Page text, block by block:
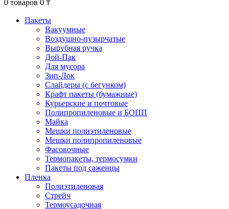
0 товаров 0 ₸
Пакеты
Вакуумные
Воздушно-пузырчатые
Вырубная ручка
Дой-Пак
Для мусора
Зип-Лок
Слайдеры (с бегунком)
Крафт пакеты (бумажные)
Курьерские и почтовые
Полипропиленовые и БОПП
Майка
Мешки полиэтиленовые
Мешки полипропиленовые
Фасовочные
Термопакеты, термосумки
Пакеты под саженцы
Пленка
Полиэтиленовая
Стрейч
Термоусадочная